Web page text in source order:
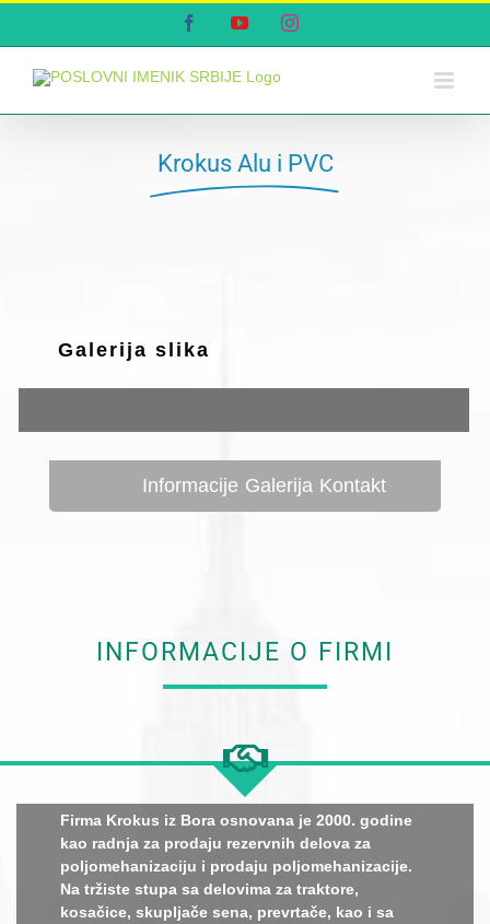
FacebookYouTubeInstagram
Krokus Alu i PVC
Galerija slika
Informacije Galerija Kontakt
INFORMACIJE O FIRMI
Firma Krokus iz Bora osnovana je 2000. godine
kao radnja za prodaju rezervnih delova za
poljomehanizaciju i prodaju poljomehanizacije.
Na tržiste stupa sa delovima za traktore,
kosačice, skupljače sena, prevrtače, kao i sa